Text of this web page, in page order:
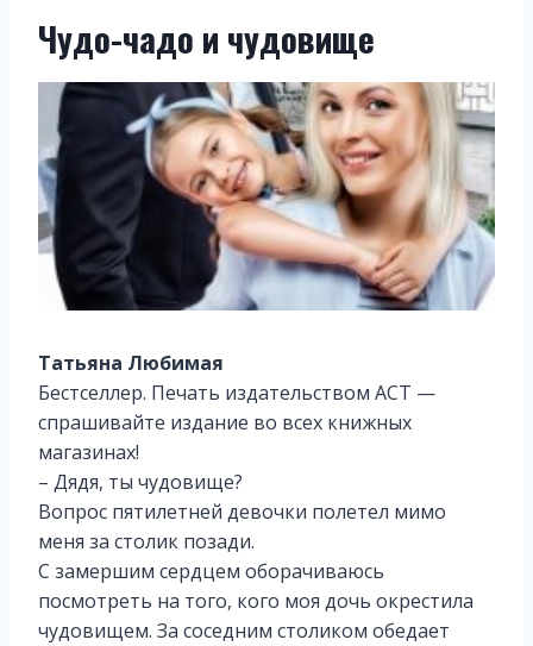
Чудо-чадо и чудовище
Татьяна Любимая
Бестселлер. Печать издательством АСТ —
спрашивайте издание во всех книжных
магазинах!
– Дядя, ты чудовище?
Вопрос пятилетней девочки полетел мимо
меня за столик позади.
С замершим сердцем оборачиваюсь
посмотреть на того, кого моя дочь окрестила
чудовищем. За соседним столиком обедает